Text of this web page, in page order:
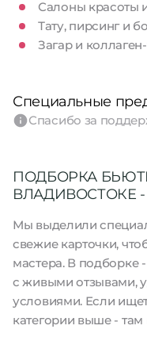
Салоны красоты
Тату, пирсинг и
Загар и
Специальные
Спасибо за
ПОДБОРКА
ВЛАДИВОСТОКЕ
Мы выделили
свежие карточки,
мастера. В подборке
с живыми отзывами,
условиями. Если
категории выше -